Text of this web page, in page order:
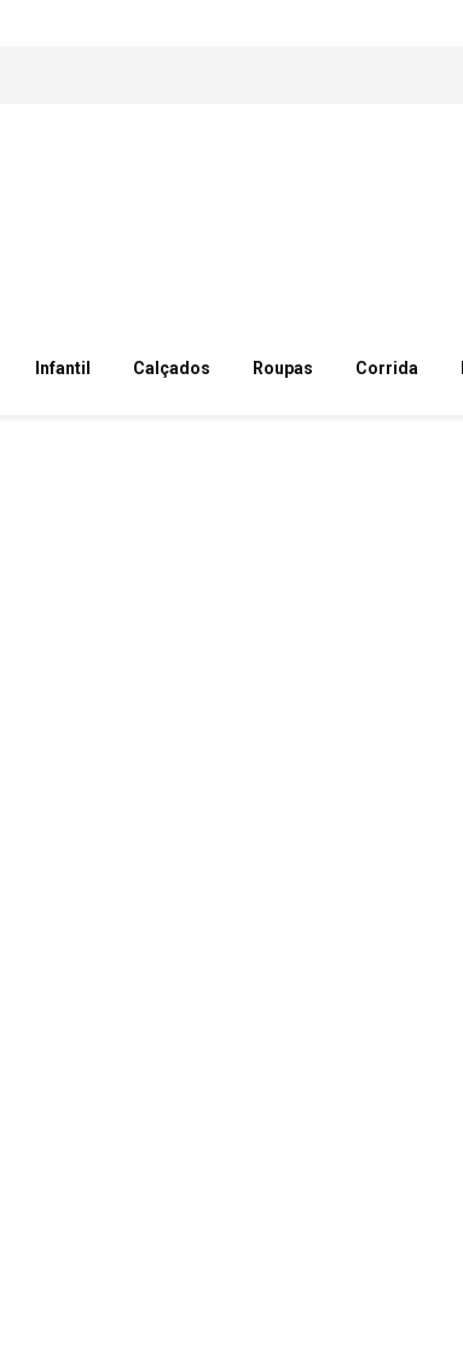
Infantil Calçados Roupas Corrida